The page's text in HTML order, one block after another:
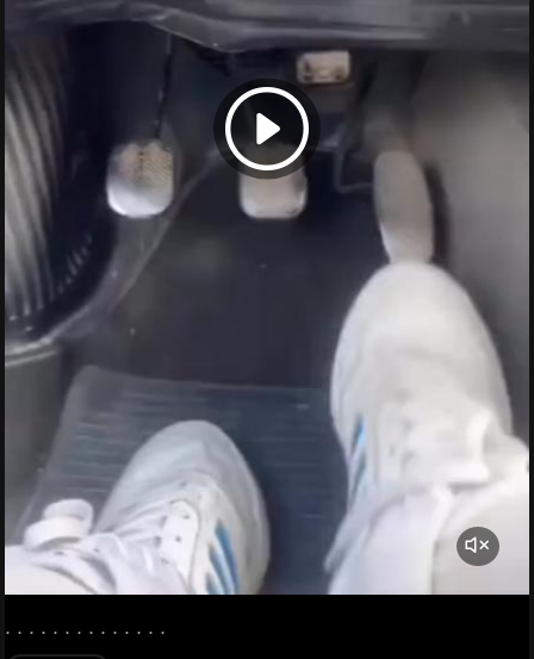
. . . . . . . . . . . . . .